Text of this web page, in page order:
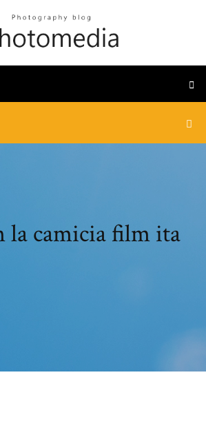
la camicia film ita